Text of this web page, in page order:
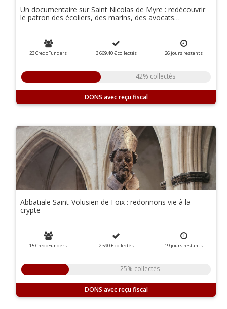
Un documentaire sur Saint Nicolas de Myre : redécouvrir
le patron des écoliers, des marins, des avocats…
23 CredoFunders 3 669,40 €collectés 26jours restants
42% collectés
DONS
Abbatiale Saint-Volusien de Foix : redonnons vie à la
crypte
15 CredoFunders 2 590 €collectés 19jours restants
25% collectés
DONS